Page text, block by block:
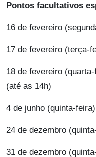
Pontos facultativos
16 de fevereiro
17 de fevereiro (terça-
18 de fevereiro
(até as 14h)
4 de junho (quinta-
24 de dezembro
31 de dezembro